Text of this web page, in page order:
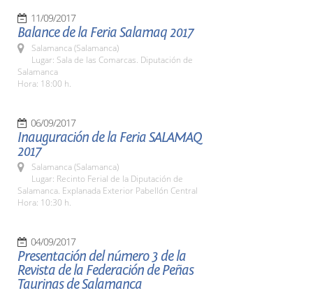
11/09/2017
Balance de la Feria Salamaq 2017
Salamanca (Salamanca)
Lugar: Sala de las Comarcas. Diputación de
Salamanca
Hora: 18:00 h.
06/09/2017
Inauguración de la Feria SALAMAQ
2017
Salamanca (Salamanca)
Lugar: Recinto Ferial de la Diputación de
Salamanca. Explanada Exterior Pabellón Central
Hora: 10:30 h.
04/09/2017
Presentación del número 3 de la
Revista de la Federación de Peñas
Taurinas de Salamanca